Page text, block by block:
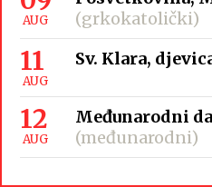
AUG
(grkokatolički)
11
AUG
Sv. Klara,
12
AUG
Međunarodni
(međunarodni)